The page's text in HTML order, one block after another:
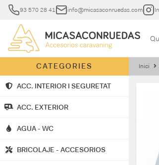
93 570 28 41 info@micasaconruedas.com
CATEGORIES
ACC. INTERIOR I SEGURETAT
ACC. EXTERIOR
AGUA - WC
BRICOLAJE - ACCESORIOS
Inici